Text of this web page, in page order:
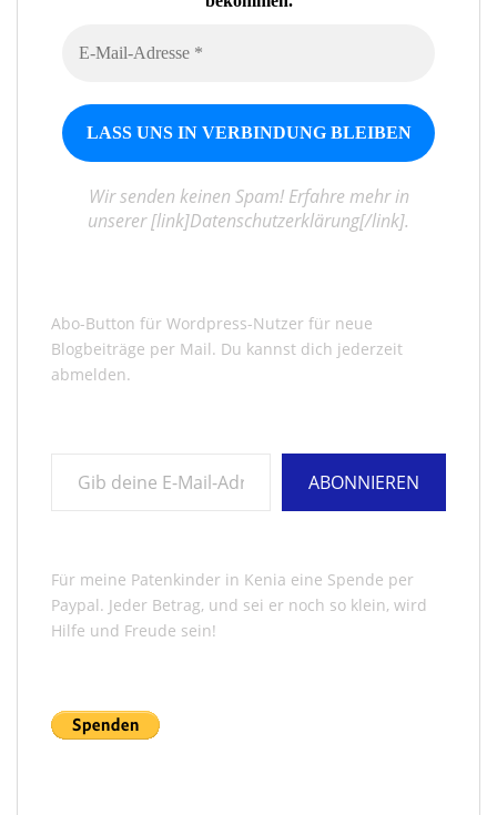
Wir senden keinen Spam! Erfahre mehr in
unserer [link]Datenschutzerklärung[/link].
Abo-Button für Wordpress-Nutzer für neue
Blogbeiträge per Mail. Du kannst dich jederzeit
abmelden.
ABONNIEREN
Für meine Patenkinder in Kenia eine Spende per
Paypal. Jeder Betrag, und sei er noch so klein, wird
Hilfe und Freude sein!